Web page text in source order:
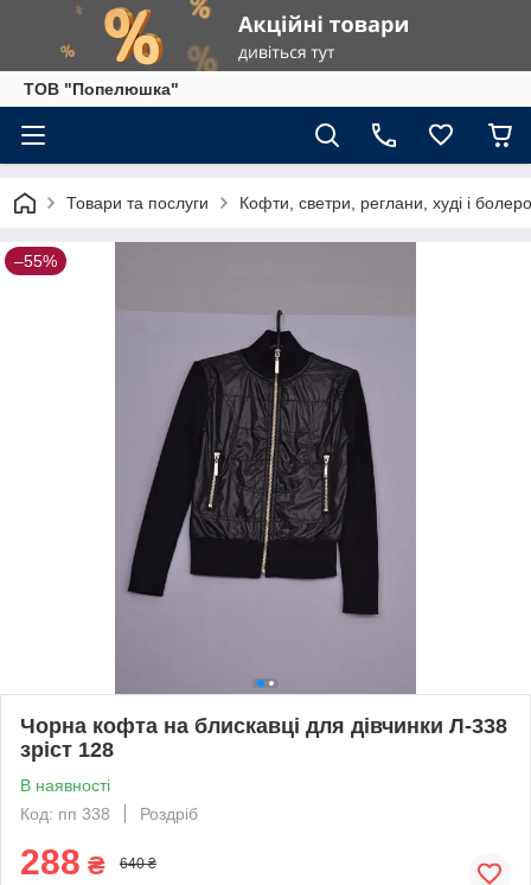
ТОВ "Попелюшка"
Товари та послуги Кофти, светри, реглани, худі і
–55%
Чорна кофта на блискавці для дівчинки Л-338
зріст 128
В наявності
Код: пп 338
Роздріб
288 ₴ 640 ₴